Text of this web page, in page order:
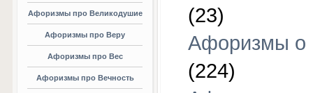
Афоризмы про Великодушие
Афоризмы про Веру
Афоризмы про Вес
Афоризмы про Вечность
(23)
Афоризмы о
(224)